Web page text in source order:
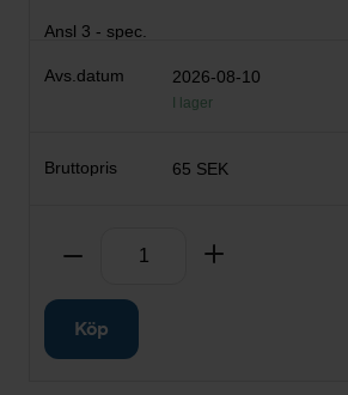
2026-08-10
I lager
65 SEK
Ta bort
Köp